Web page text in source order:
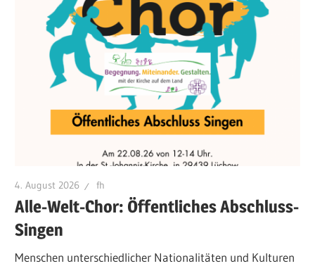
4. August 2026 fh
Alle-Welt-Chor: Öffentliches Abschluss-
Singen
Menschen unterschiedlicher Nationalitäten und Kulturen